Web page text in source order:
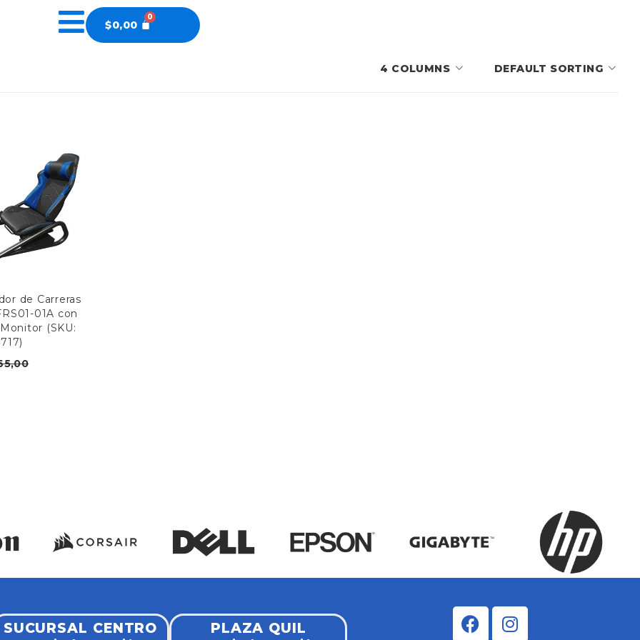
$0,00
4 COLUMNS DEFAULT SORTING
de Carreras
01A con
(SKU:
SUCURSAL CENTRO PLAZA QUIL